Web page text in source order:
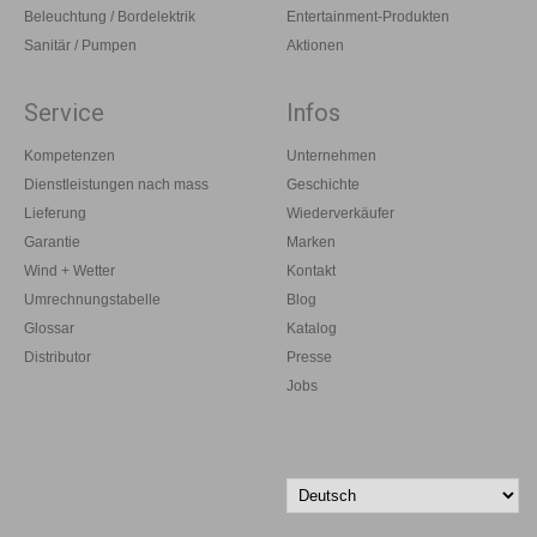
Beleuchtung / Bordelektrik
Sanitär / Pumpen
Entertainment-Produkten
Aktionen
Service
Kompetenzen
Dienstleistungen nach mass
Lieferung
Garantie
Wind + Wetter
Umrechnungstabelle
Glossar
Distributor
Infos
Unternehmen
Geschichte
Wiederverkäufer
Marken
Kontakt
Blog
Katalog
Presse
Jobs